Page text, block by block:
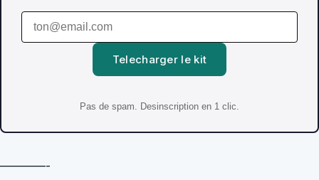
Telecharger le kit
Pas de spam. Desinscription en 1 clic.
————-